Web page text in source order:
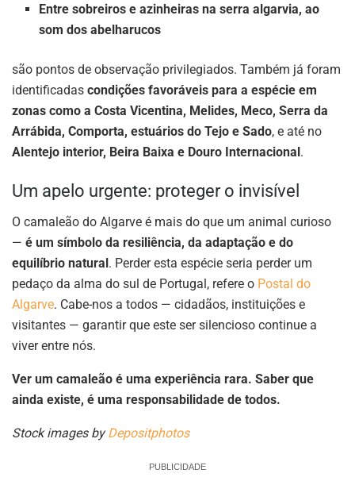
Entre sobreiros e azinheiras na serra algarvia, ao
som dos abelharucos
são pontos de observação privilegiados. Também já foram
identificadas condições favoráveis para a espécie em
zonas como a Costa Vicentina, Melides, Meco, Serra da
Arrábida, Comporta, estuários do Tejo e Sado, e até no
Alentejo interior, Beira Baixa e Douro Internacional.
Um apelo urgente: proteger o invisível
O camaleão do Algarve é mais do que um animal curioso
— é um símbolo da resiliência, da adaptação e do
equilíbrio natural. Perder esta espécie seria perder um
pedaço da alma do sul de Portugal, refere o Postal do
Algarve. Cabe-nos a todos — cidadãos, instituições e
visitantes — garantir que este ser silencioso continue a
viver entre nós.
Ver um camaleão é uma experiência rara. Saber que
ainda existe, é uma responsabilidade de todos.
Stock images byDepositphotos
PUBLICIDADE